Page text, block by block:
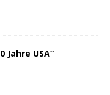
Jahre USA“